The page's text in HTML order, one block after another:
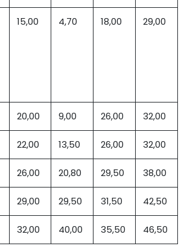
15,00 4,70 18,00 29,00
20,00 9,00 26,00 32,00
22,00 13,50 26,00 32,00
26,00 20,80 29,50 38,00
29,00 29,50 31,50 42,50
32,00 40,00 35,50 46,50